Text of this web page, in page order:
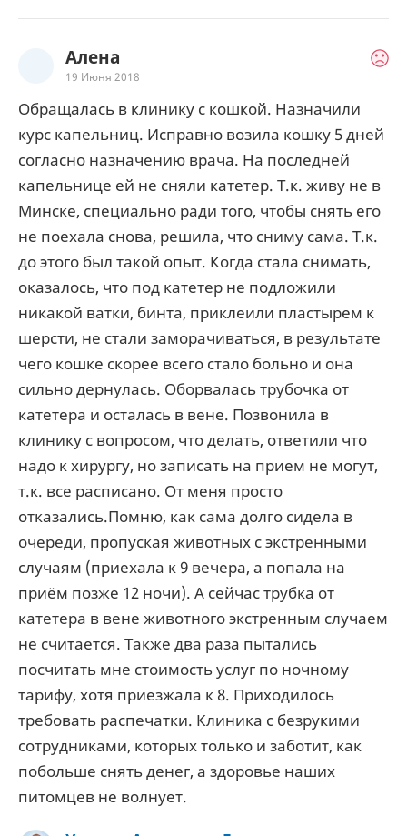
Алена
19 Июня 2018
Обращалась в клинику с кошкой. Назначили
курс капельниц. Исправно возила кошку 5 дней
согласно назначению врача. На последней
капельнице ей не сняли катетер. Т.к. живу не в
Минске, специально ради того, чтобы снять его
не поехала снова, решила, что сниму сама. Т.к.
до этого был такой опыт. Когда стала снимать,
оказалось, что под катетер не подложили
никакой ватки, бинта, приклеили пластырем к
шерсти, не стали заморачиваться, в результате
чего кошке скорее всего стало больно и она
сильно дернулась. Оборвалась трубочка от
катетера и осталась в вене. Позвонила в
клинику с вопросом, что делать, ответили что
надо к хирургу, но записать на прием не могут,
т.к. все расписано. От меня просто
отказались.Помню, как сама долго сидела в
очереди, пропуская животных с экстренными
случаям (приехала к 9 вечера, а попала на
приём позже 12 ночи). А сейчас трубка от
катетера в вене животного экстренным случаем
не считается. Также два раза пытались
посчитать мне стоимость услуг по ночному
тарифу, хотя приезжала к 8. Приходилось
требовать распечатки. Клиника с безрукими
сотрудниками, которых только и заботит, как
побольше снять денег, а здоровье наших
питомцев не волнует.